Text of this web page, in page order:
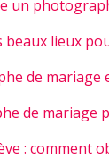
un
beaux lieux
de mariage
de mariage
: comment